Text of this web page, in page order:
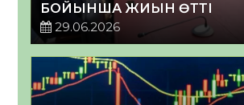
БОЙЫНША ЖИЫН ӨТТІ
29.06.2026